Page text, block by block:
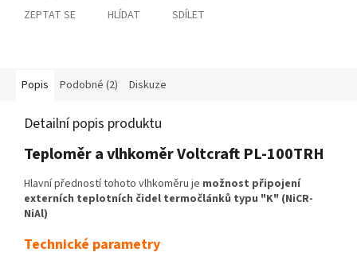
ZEPTAT SE HLÍDAT SDÍLET
Popis Podobné (2) Diskuze
Detailní popis produktu
Teploměr a vlhkoměr Voltcraft PL-100TRH
Hlavní předností tohoto vlhkoměru je možnost připojení
externích teplotních čidel termočlánků typu "K" (NiCR-
NiAl)
Technické parametry